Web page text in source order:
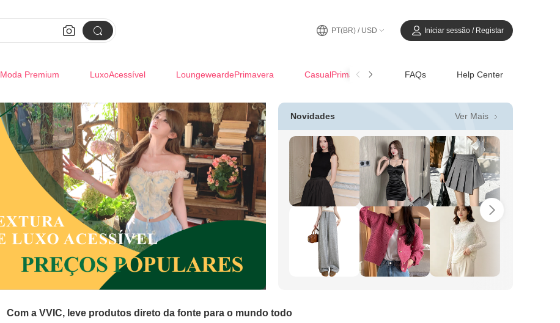
  PT(BR) / USD Iniciar sessão / Registar
Moda Premium LuxoAcessível LoungeweardePrimavera CasualPrimavera-Verão FAQs Help Center
Novidades Ver Mais 
Com a VVIC, leve produtos direto da fonte para o mundo todo